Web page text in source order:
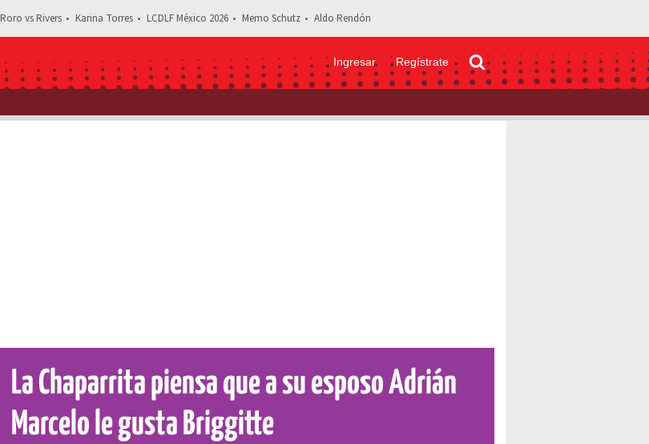
Roro vs Rivers Karina Torres LCDLF México 2026 Memo Schutz Aldo Rendón
Ingresar Regístrate
Estás leyendo: La Chaparrita piensa que a su esposo Adrián Marcelo le gusta Briggitte
La Chaparrita piensa que a su esposo Adrián
Marcelo le gusta Briggitte